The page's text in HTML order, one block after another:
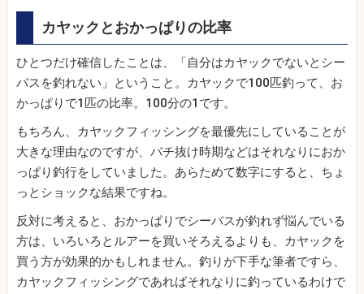
カヤックとおかっぱりの比率
ひとつだけ確信したことは、「自分はカヤックでないとシー
バスを釣れない」ということ。カヤックで100匹釣って、お
かっぱりで1匹の比率。100分の1です。
もちろん、カヤックフィッシングを最優先にしていることが
大きな理由なのですが、バチ抜け時期などはそれなりにおか
っぱり釣行をしていました。あらためて数字にすると、ちょ
っとショックな結果ですね。
反対に考えると、おかっぱりでシーバスが釣れず悩んでいる
方は、いろいろとルアーを買いそろえるよりも、カヤックを
買う方が効果的かもしれません。釣りが下手な筆者ですら、
カヤックフィッシングであればそれなりに釣っているわけで